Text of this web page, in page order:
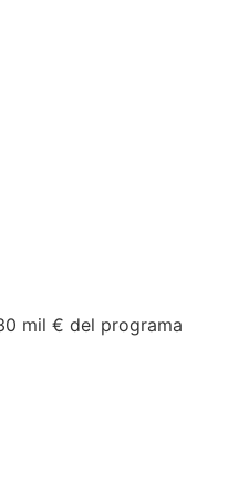
mil € del programa